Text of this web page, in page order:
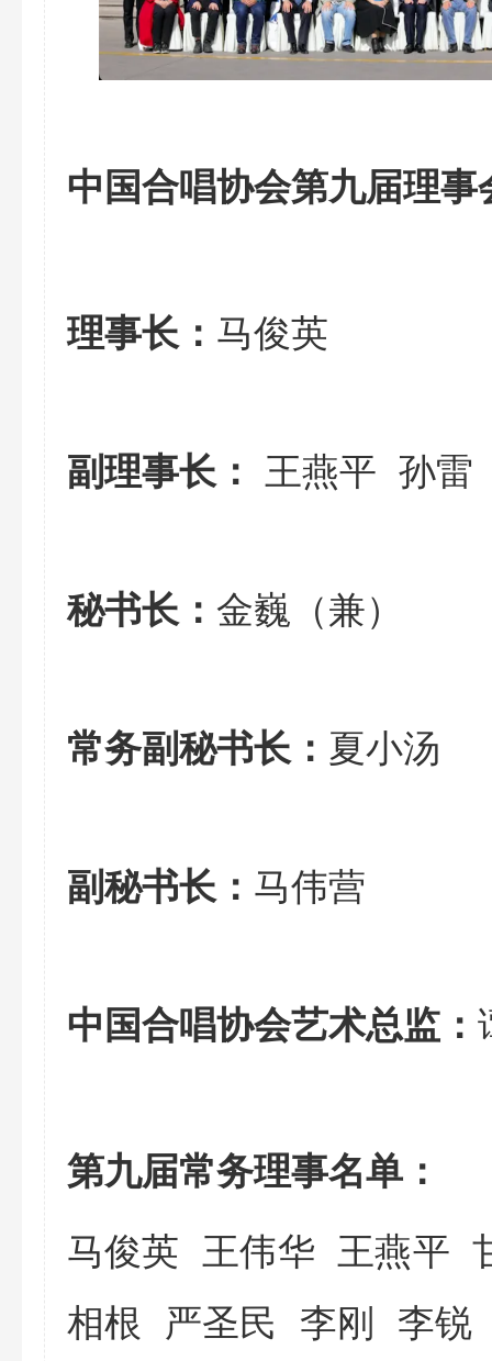
中国合唱协会第九届理事
理事长： 马俊英
副理事长： 王燕平 孙
秘书长： 金巍（兼）
常务副秘书长： 夏小汤
副秘书长： 马伟营
中国合唱协会艺术总监：
第九届常务理事名单：
马俊英 王伟华 王燕
相根 严圣民 李刚 李